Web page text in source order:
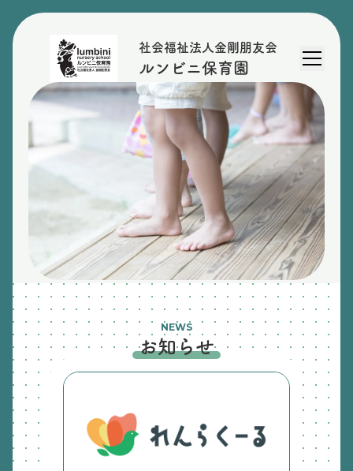
社会福祉法人金剛朋友会
ルンビニ保育園
NEWS
お知らせ